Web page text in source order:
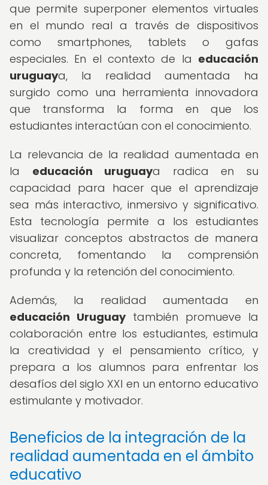
que permite superponer elementos virtuales
en el mundo real a través de dispositivos
como smartphones, tablets o gafas
especiales. En el contexto de la educación
uruguaya, la realidad aumentada ha
surgido como una herramienta innovadora
que transforma la forma en que los
estudiantes interactúan con el conocimiento.
La relevancia de la realidad aumentada en
la educación uruguaya radica en su
capacidad para hacer que el aprendizaje
sea más interactivo, inmersivo y significativo.
Esta tecnología permite a los estudiantes
visualizar conceptos abstractos de manera
concreta, fomentando la comprensión
profunda y la retención del conocimiento.
Además, la realidad aumentada en
educación Uruguaytambién promueve la
colaboración entre los estudiantes, estimula
la creatividad y el pensamiento crítico, y
prepara a los alumnos para enfrentar los
desafíos del siglo XXI en un entorno educativo
estimulante y motivador.
Beneficios de la integración de la
realidad aumentada en el ámbito
educativo